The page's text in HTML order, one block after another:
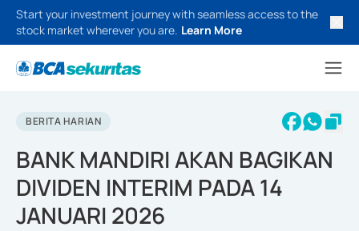
Start your investment journey with seamless access to the
stock market wherever you are. Learn More
BERITA HARIAN
BANK MANDIRI AKAN BAGIKAN
DIVIDEN INTERIM PADA 14
JANUARI 2026